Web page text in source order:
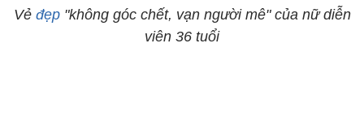
Vẻ đẹp"không góc chết, vạn người mê" của nữ diễn
viên 36 tuổi